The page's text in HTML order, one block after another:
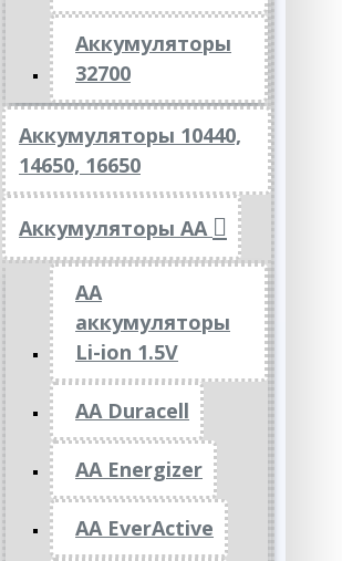
Аккумуляторы
32700
Аккумуляторы 10440,
14650, 16650
Аккумуляторы АА
AA
аккумуляторы
Li-ion 1.5V
AA Duracell
AA Energizer
AA EverActive